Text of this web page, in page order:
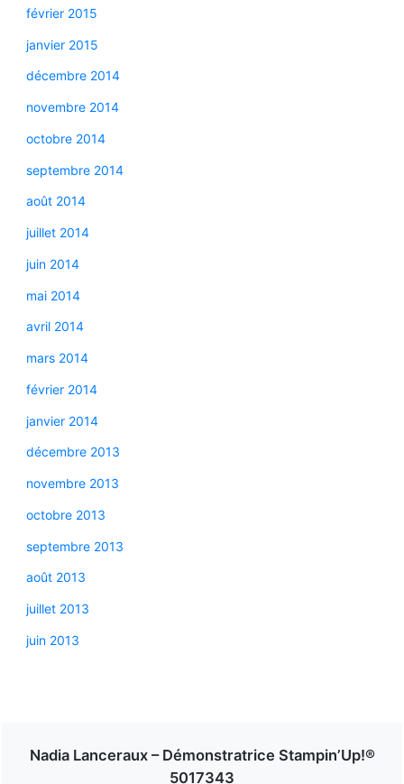
février 2015
janvier 2015
décembre 2014
novembre 2014
octobre 2014
septembre 2014
août 2014
juillet 2014
juin 2014
mai 2014
avril 2014
mars 2014
février 2014
janvier 2014
décembre 2013
novembre 2013
octobre 2013
septembre 2013
août 2013
juillet 2013
juin 2013
Nadia Lanceraux – Démonstratrice Stampin’Up!®
5017343